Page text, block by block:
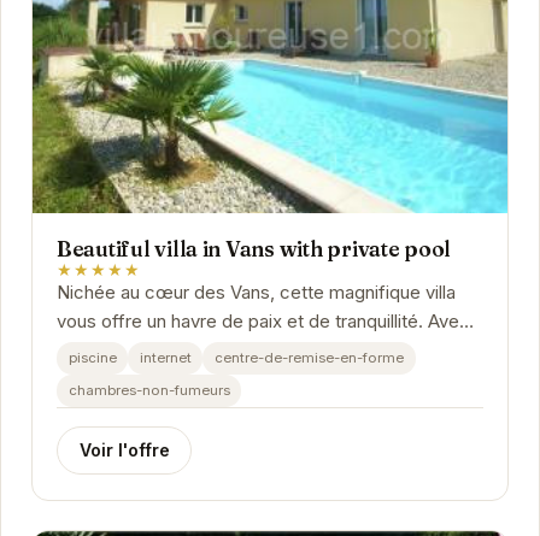
Beautiful villa in Vans with private pool
★★★★★
Nichée au cœur des Vans, cette magnifique villa
vous offre un havre de paix et de tranquillité. Avec
sa piscine privée scintillante, ses...
piscine internet
centre-de-remise-en-forme
chambres-non-fumeurs
Voir l'offre